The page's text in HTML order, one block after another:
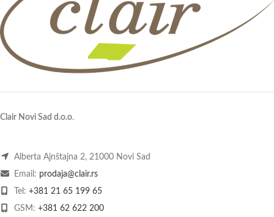
Clair Novi Sad d.o.o.
Alberta Ajnštajna 2, 21000 Novi Sad
Email: prodaja@clair.rs
Tel: +381 21 65 199 65
GSM: +381 62 622 200